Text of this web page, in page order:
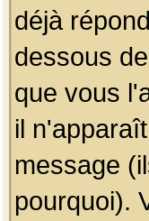
déjà
dessous
que vous
il
message
pourquoi).